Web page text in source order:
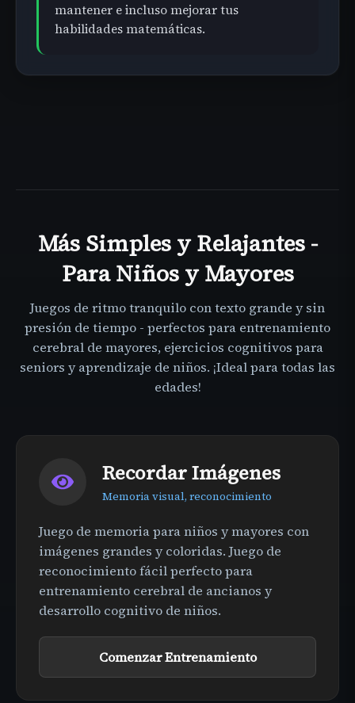
mantener e incluso mejorar tus
habilidades matemáticas.
Más Simples y Relajantes -
Para Niños y Mayores
Juegos de ritmo tranquilo con texto grande y sin
presión de tiempo - perfectos para entrenamiento
cerebral de mayores, ejercicios cognitivos para
seniors y aprendizaje de niños. ¡Ideal para todas las
edades!
Recordar Imágenes
Memoria visual, reconocimiento
Juego de memoria para niños y mayores con
imágenes grandes y coloridas. Juego de
reconocimiento fácil perfecto para
entrenamiento cerebral de ancianos y
desarrollo cognitivo de niños.
Comenzar Entrenamiento